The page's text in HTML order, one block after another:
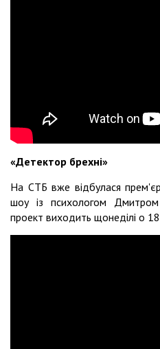
«Детектор брехні»
На СТБ вже відбулася
шоу із психологом
проект виходить щонеділі о